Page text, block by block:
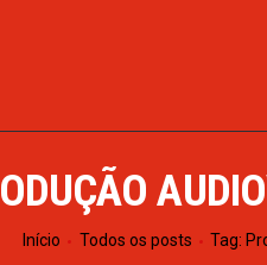
Início Todos os posts Tag:
PROGRAMAÇÃO
NOTÍCIAS